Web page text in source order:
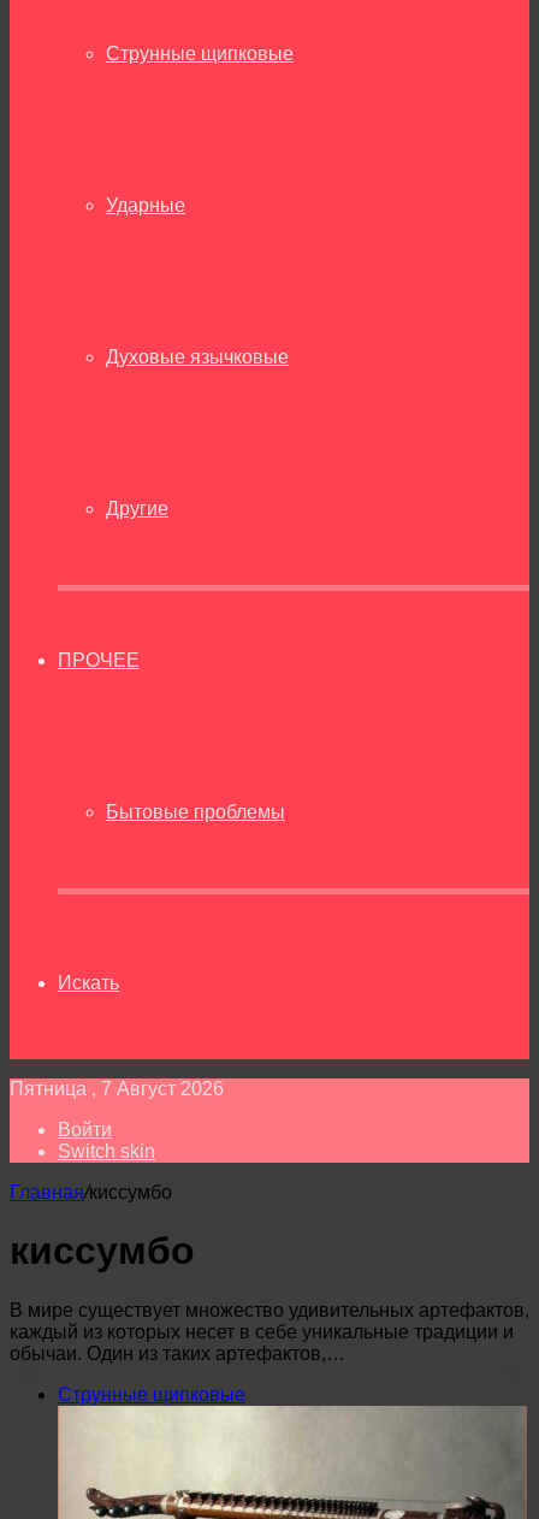
Струнные щипковые
Ударные
Духовые язычковые
Другие
ПРОЧЕЕ
Бытовые проблемы
Искать
Пятница , 7 Август 2026
Войти
Switch skin
Главная/киссумбо
киссумбо
В мире существует множество удивительных артефактов,
каждый из которых несет в себе уникальные традиции и
обычаи. Один из таких артефактов,…
Струнные щипковые